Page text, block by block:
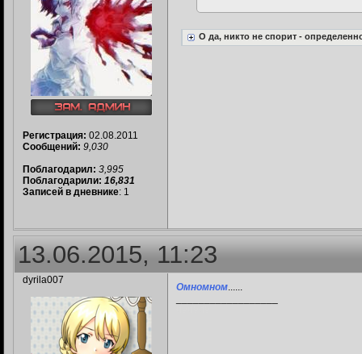
Регистрация: 02.08.2011
Сообщений: 9,030
Поблагодарил: 3,995
Поблагодарили: 16,831
Записей в дневнике: 1
О да, никто не спорит -
13.06.2015, 11:23
dyrila007
Омномном......